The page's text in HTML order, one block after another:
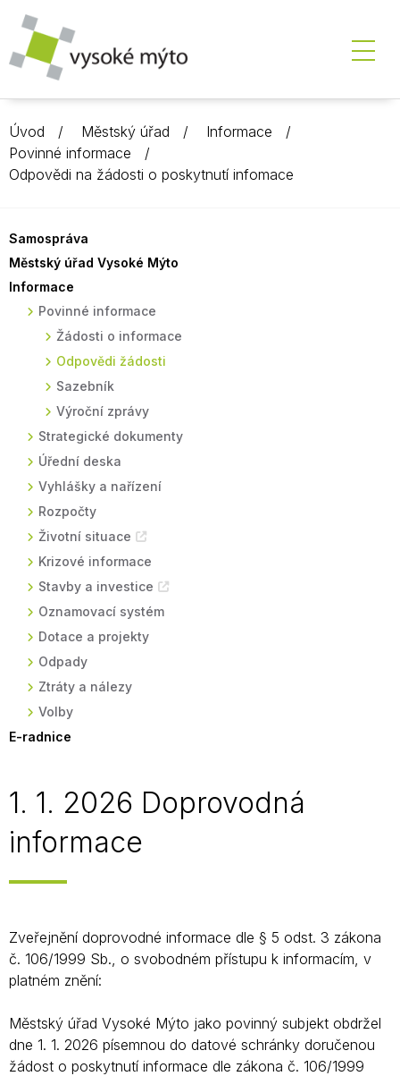
Úvod Městský úřad
Informace
Povinné informace
Odpovědi na žádosti o poskytnutí infomace
Samospráva
Městský úřad Vysoké Mýto
Informace
Povinné informace
Žádosti o informace
Odpovědi žádosti
Sazebník
Výroční zprávy
Strategické dokumenty
Úřední deska
Vyhlášky a nařízení
Rozpočty
Životní situace
Krizové informace
Stavby a investice
Oznamovací systém
Dotace a projekty
Odpady
Ztráty a nálezy
Volby
E-radnice
1. 1. 2026 Doprovodná
informace
Zveřejnění doprovodné informace dle § 5 odst. 3 zákona
č. 106/1999 Sb., o svobodném přístupu k informacím, v
platném znění:
Městský úřad Vysoké Mýto jako povinný subjekt obdržel
dne 1. 1. 2026 písemnou do datové schránky doručenou
žádost o poskytnutí informace dle zákona č. 106/1999